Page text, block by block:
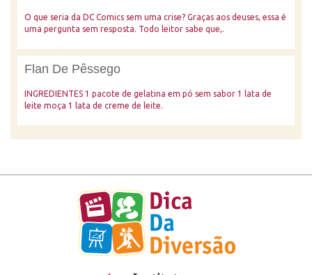
O que seria da DC Comics sem uma crise? Graças aos deuses, essa é
uma pergunta sem resposta. Todo leitor sabe que,.
Flan De Pêssego
INGREDIENTES 1 pacote de gelatina em pó sem sabor 1 lata de
leite moça 1 lata de creme de leite.